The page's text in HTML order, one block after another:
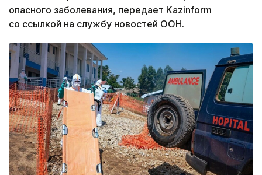
опасного заболевания, передает Kazinform
со ссылкой на службу новостей ООН.